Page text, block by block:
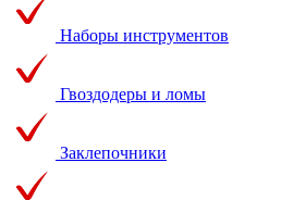
Наборы инструментов
Гвоздодеры и ломы
Заклепочники